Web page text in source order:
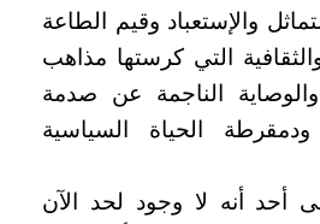
والإستعباد وقيم الطاعة
والثقافية التي كرستها مذاهب
والوصاية الناجمة عن صدمة
الحياة السياسية
أحد أنه لا وجود لحد الآن